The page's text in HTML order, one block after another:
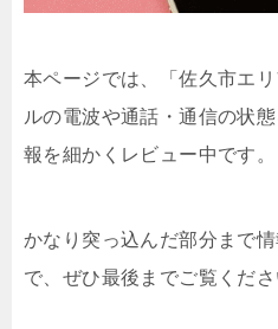
本ページでは、「佐久市エ
ルの電波や通話・通信の状
報を細かくレビュー中です。
かなり突っ込んだ部分まで
で、ぜひ最後までご覧くださ